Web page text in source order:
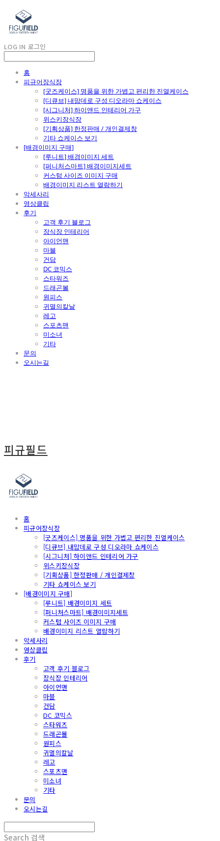
LOG IN 로그인
홈
피규어장식장
[굿즈케이스] 명품을 위한 가볍고 편리한 진열케이스
[디큐브] 내맘데로 구성 디오라마 쇼케이스
[시그니처] 하이앤드 인테리어 가구
위스키장식장
[기획상품] 한정판매 / 개인결제창
기타 쇼케이스 보기
[배경이미지 구매]
[루니트] 배경이미지 세트
[퍼니처스마트] 배경이미지세트
커스텀 사이즈 이미지 구매
배경이미지 리스트 열람하기
악세사리
영상클립
후기
고객 후기 블로그
장식장 인테리어
아이언맨
마블
건담
DC 코믹스
스타워즈
드래곤볼
원피스
귀멸의칼날
레고
스포츠맨
미소녀
기타
문의
오시는길
피규필드
홈
피규어장식장
[굿즈케이스] 명품을 위한 가볍고 편리한 진열케이스
[디큐브] 내맘데로 구성 디오라마 쇼케이스
[시그니처] 하이앤드 인테리어 가구
위스키장식장
[기획상품] 한정판매 / 개인결제창
기타 쇼케이스 보기
[배경이미지 구매]
[루니트] 배경이미지 세트
[퍼니처스마트] 배경이미지세트
커스텀 사이즈 이미지 구매
배경이미지 리스트 열람하기
악세사리
영상클립
후기
고객 후기 블로그
장식장 인테리어
아이언맨
마블
건담
DC 코믹스
스타워즈
드래곤볼
원피스
귀멸의칼날
레고
스포츠맨
미소녀
기타
문의
오시는길
Search 검색